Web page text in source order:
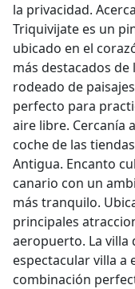
la privacidad.
Triquivijate es un
ubicado en el
más destacados de
rodeado de
perfecto para
aire libre. Cercanía
coche de las
Antigua. Encanto
canario con un
más tranquilo.
principales
aeropuerto. La villa
espectacular villa a
combinación